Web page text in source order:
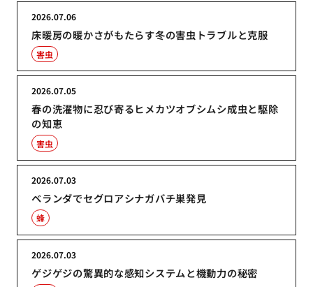
床暖房の暖かさがもたらす冬の害虫トラブルと克服
2026.07.06
害虫
春の洗濯物に忍び寄るヒメカツオブシムシ成虫と駆除
の知恵
2026.07.05
害虫
ベランダでセグロアシナガバチ巣発見
2026.07.03
蜂
ゲジゲジの驚異的な感知システムと機動力の秘密
2026.07.03